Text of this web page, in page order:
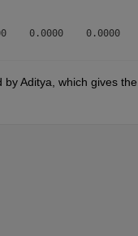
0.0000    0.0000
0.0000    0.0000
0.0000    0.0000
0.0000    0.0000
Aditya, which gives